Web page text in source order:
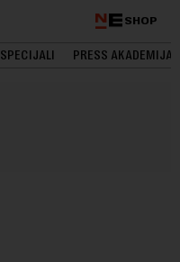
SHOP
SPECIJALI PRESS AKADEMIJA